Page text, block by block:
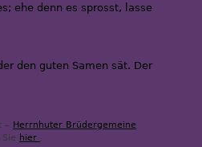
ehe denn es sprosst, lasse
den guten Samen sät. Der
– Herrnhuter Brüdergemeine
hier .